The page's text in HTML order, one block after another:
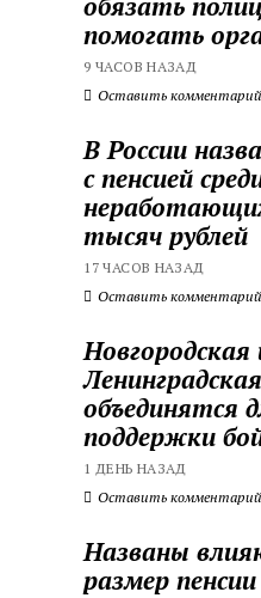
помогать
9 ЧАСОВ НАЗАД
Оставить комментарий
В России
с пенсией
тысяч рублей
17 ЧАСОВ НАЗАД
Оставить комментарий
Новгородская
объединятся
поддержки
1 ДЕНЬ НАЗАД
Оставить комментарий
Названы
размер